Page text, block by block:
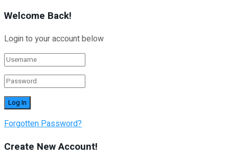
Welcome Back!
Login to your account below
Forgotten Password?
Create New Account!